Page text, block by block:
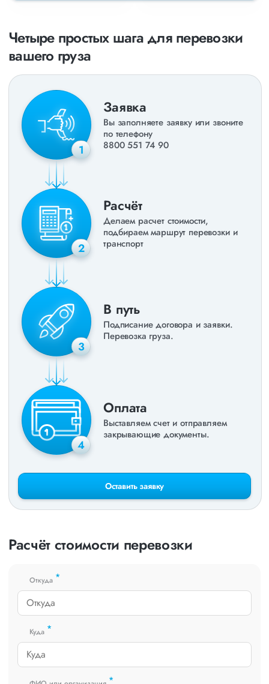
Четыре простых шага для перевозки
вашего груза
1
Заявка
Вы заполняете заявку или звоните
по телефону
8800 551 74 90
2
Расчёт
Делаем расчет стоимости,
подбираем маршрут перевозки и
транспорт
3
В путь
Подписание договора и заявки.
Перевозка груза.
4
Оплата
Выставляем счет и отправляем
закрывающие документы.
Оставить заявку
Расчёт стоимости перевозки
Откуда *
Куда *
*